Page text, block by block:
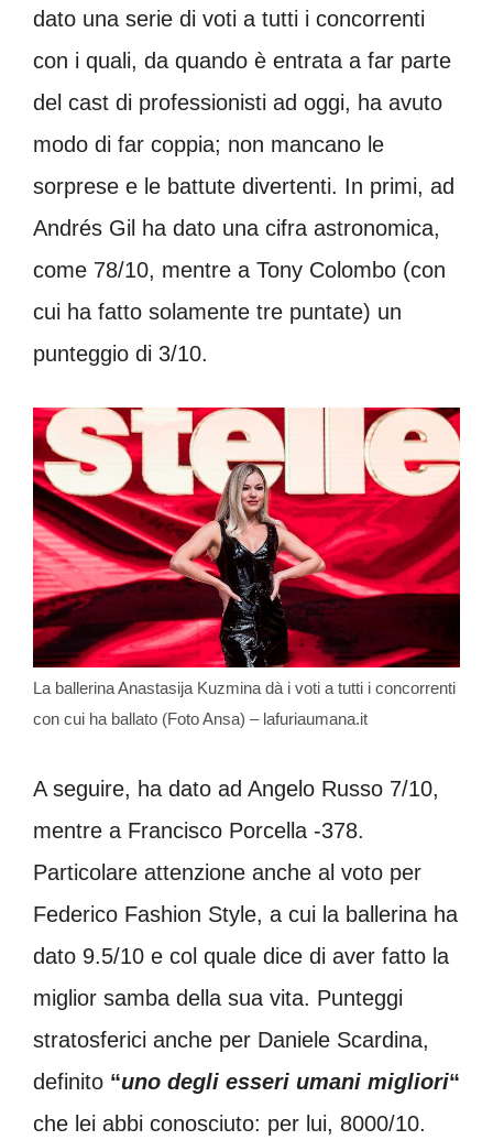
dato una serie di voti a tutti i concorrenti
con i quali, da quando è entrata a far parte
del cast di professionisti ad oggi, ha avuto
modo di far coppia; non mancano le
sorprese e le battute divertenti. In primi, ad
Andrés Gil ha dato una cifra astronomica,
come 78/10, mentre a Tony Colombo (con
cui ha fatto solamente tre puntate) un
punteggio di 3/10.
La ballerina Anastasija Kuzmina dà i voti a tutti i concorrenti
con cui ha ballato (Foto Ansa) – lafuriaumana.it
A seguire, ha dato ad Angelo Russo 7/10,
mentre a Francisco Porcella -378.
Particolare attenzione anche al voto per
Federico Fashion Style, a cui la ballerina ha
dato 9.5/10 e col quale dice di aver fatto la
miglior samba della sua vita. Punteggi
stratosferici anche per Daniele Scardina,
definito “uno degli esseri umani migliori“
che lei abbi conosciuto: per lui, 8000/10.